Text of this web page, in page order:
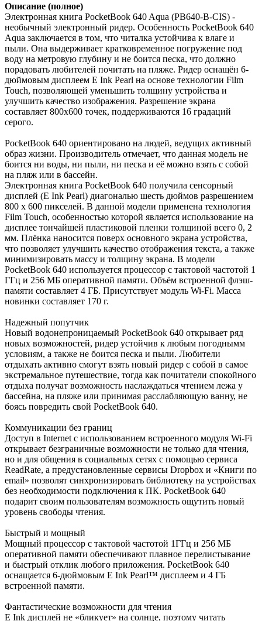
Описание (полное)
Электронная книга PocketBook 640 Aqua (PB640-B-CIS) -
необычный электронный ридер. Особенность PocketBook 640
Aqua заключается в том, что читалка устойчива к влаге и
пыли. Она выдерживает кратковременное погружение под
воду на метровую глубину и не боится песка, что должно
порадовать любителей почитать на пляже. Ридер оснащён 6-
дюймовым дисплеем E Ink Pearl на основе технологии Film
Touch, позволяющей уменьшить толщину устройства и
улучшить качество изображения. Разрешение экрана
составляет 800x600 точек, поддерживаются 16 градаций
серого.
PocketBook 640 ориентировано на людей, ведущих активный
образ жизни. Производитель отмечает, что данная модель не
боится ни воды, ни пыли, ни песка и её можно взять с собой
на пляж или в бассейн.
Электронная книга PocketBook 640 получила сенсорный
дисплей (E Ink Pearl) диагональю шесть дюймов разрешением
800 x 600 пикселей. В данной модели применена технология
Film Touch, особенностью которой является использование на
дисплее тончайшей пластиковой пленки толщиной всего 0, 2
мм. Плёнка наносится поверх основного экрана устройства,
что позволяет улучшить качество отображения текста, а также
минимизировать массу и толщину экрана. В модели
PocketBook 640 используется процессор с тактовой частотой 1
ГГц и 256 МБ оперативной памяти. Объём встроенной флэш-
памяти составляет 4 ГБ. Присутствует модуль Wi-Fi. Масса
новинки составляет 170 г.
Надежный попутчик
Новый водонепроницаемый PocketBook 640 открывает ряд
новых возможностей, ридер устойчив к любым погоднымм
условиям, а также не боится песка и пыли. Любители
отдыхать активно смогут взять новый ридер с собой в самое
экстремальное путешествие, тогда как почитатели спокойного
отдыха получат возможность наслаждаться чтением лежа у
бассейна, на пляже или принимая расслабляющую ванну, не
боясь повредить свой PocketBook 640.
Коммуникации без границ
Доступ в Internet с использованием встроенного модуля Wi-Fi
открывает безграничные возможности не только для чтения,
но и для общения в социальных сетях с помощью сервиса
ReadRate, а предустановленные сервисы Dropbox и «Книги по
email» позволят синхронизировать библиотеку на устройствах
без необходимости подключения к ПК. PocketBook 640
подарит своим пользователям возможность ощутить новый
уровень свободы чтения.
Быстрый и мощный
Мощный процессор с тактовой частотой 1ГГц и 256 МБ
оперативной памяти обеспечивают плавное перелистывание
и быстрый отклик любого приложения. PocketBook 640
оснащается 6-дюймовым E Ink Pearl™ дисплеем и 4 ГБ
встроенной памяти.
Фантастические возможности для чтения
E Ink дисплей не «бликует» на солнце, поэтому читать